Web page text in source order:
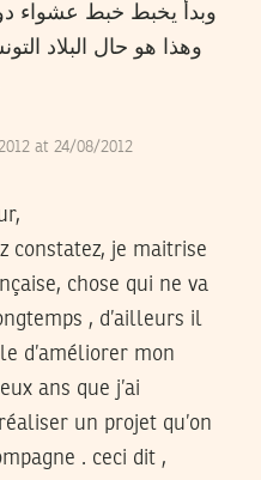
وبدأ يخبط خبط عشواء
وهذا هو حال البلاد
at 24/08/2012
constatez, je maitrise
chose qui ne va
, d’ailleurs il
d’améliorer mon
ans que j’ai
un projet qu’on
. ceci dit ,